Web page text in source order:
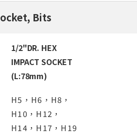
Bits
1/2"DR. HEX
IMPACT SOCKET
(L:78mm)
H5，H6，H8，
H10，H12，
H14，H17，H19